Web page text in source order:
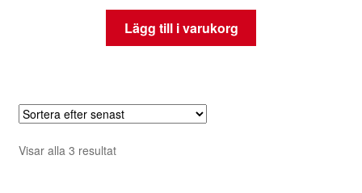
Lägg till i varukorg
Visar alla 3 resultatSortera